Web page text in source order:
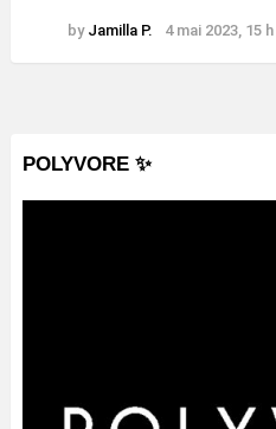
by Jamilla P. 4 mai 2023, 15
POLYVORE ✨